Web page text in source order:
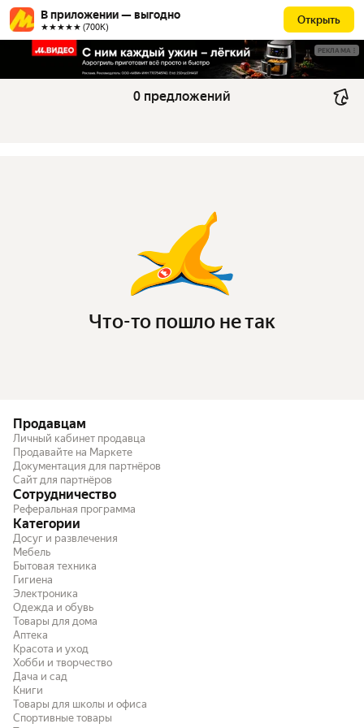
В приложении — выгодно
★★★★★ (700К)
Открыть
РЕКЛАМА
0 предложений
Что-то пошло не так
Продавцам
Личный кабинет продавца
Продавайте на Маркете
Документация для партнёров
Сайт для партнёров
Сотрудничество
Реферальная программа
Категории
Досуг и развлечения
Мебель
Бытовая техника
Гигиена
Электроника
Одежда и обувь
Товары для дома
Аптека
Красота и уход
Хобби и творчество
Дача и сад
Книги
Товары для школы и офиса
Спортивные товары